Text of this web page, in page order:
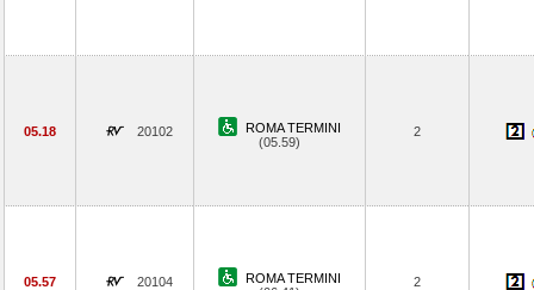
05.18 20102
ROMA TERMINI
(05.59)
2
05.57 20104
ROMA TERMINI
2